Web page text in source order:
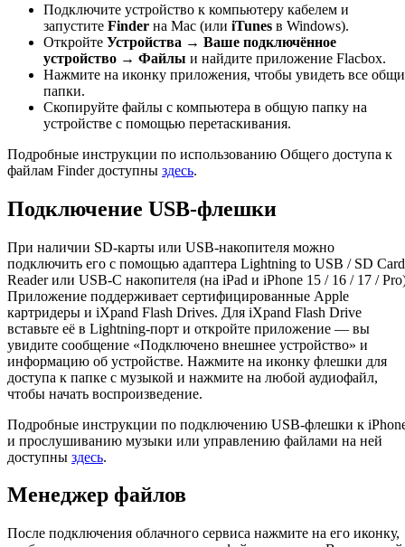
Подключите устройство к компьютеру кабелем и
запустите Finder на Mac (или iTunes в Windows).
Откройте Устройства → Ваше подключённое
устройство → Файлы и найдите приложение Flacbox.
Нажмите на иконку приложения, чтобы увидеть все
папки.
Скопируйте файлы с компьютера в общую папку на
устройстве с помощью перетаскивания.
Подробные инструкции по использованию Общего доступа к
файлам Finder доступны здесь.
Подключение USB-флешки
При наличии SD-карты или USB-накопителя можно
подключить его с помощью адаптера Lightning to USB / SD Card
Reader или USB-C накопителя (на iPad и iPhone 15 / 16 / 17 /
Приложение поддерживает сертифицированные Apple
картридеры и iXpand Flash Drives. Для iXpand Flash Drive
вставьте её в Lightning-порт и откройте приложение — вы
увидите сообщение «Подключено внешнее устройство» и
информацию об устройстве. Нажмите на иконку флешки для
доступа к папке с музыкой и нажмите на любой аудиофайл,
чтобы начать воспроизведение.
Подробные инструкции по подключению USB-флешки к
и прослушиванию музыки или управлению файлами на ней
доступны здесь.
Менеджер файлов
После подключения облачного сервиса нажмите на его иконку,